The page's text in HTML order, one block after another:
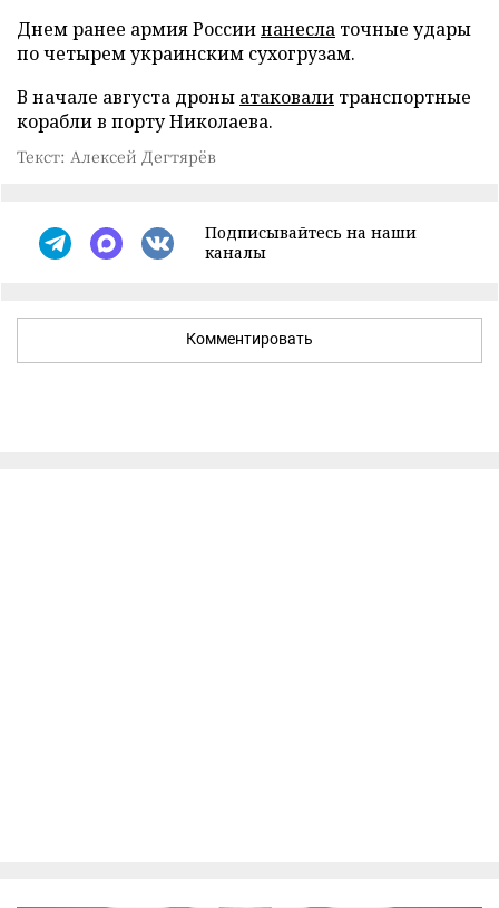
Днем ранее армия Россиинанесла точные удары
по четырем украинским сухогрузам.
В начале августа дроны атаковали транспортные
корабли в порту Николаева.
Текст: Алексей Дегтярёв
Подписывайтесь на наши
каналы
Комментировать